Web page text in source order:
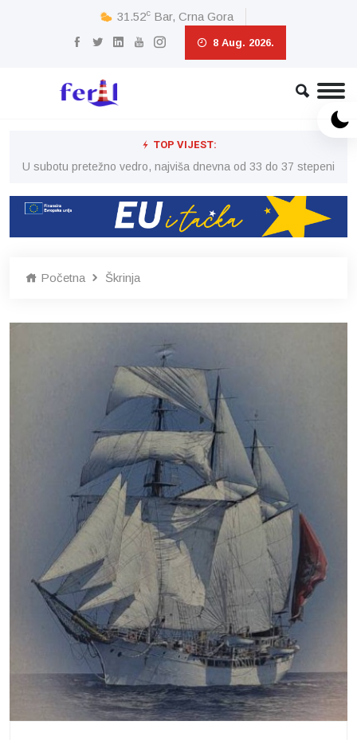
31.52c Bar, Crna Gora
8 Aug. 2026.
TOP VIJEST:
U subotu pretežno vedro, najviša dnevna od 33 do 37 stepeni
Početna Škrinja